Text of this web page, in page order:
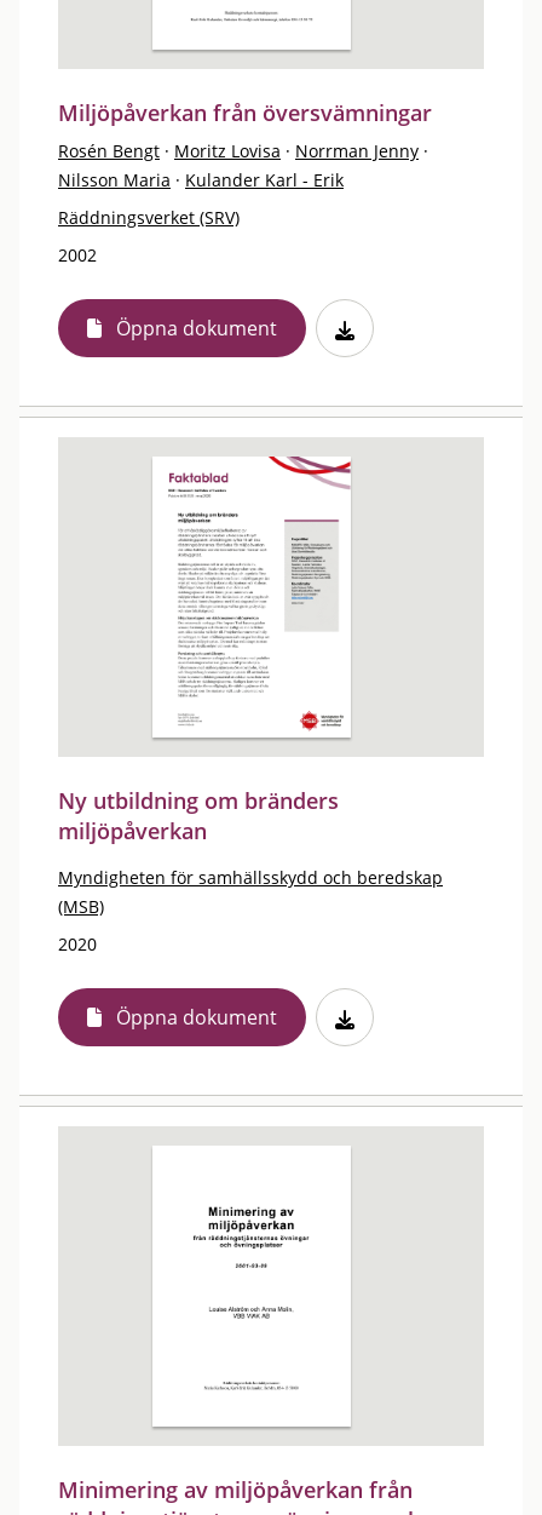
Miljöpåverkan från översvämningar
Rosén Bengt · Moritz Lovisa · Norrman Jenny ·
Nilsson Maria · Kulander Karl - Erik
Räddningsverket (SRV)
2002
Öppna dokument
Ny utbildning om bränders
miljöpåverkan
Myndigheten för samhällsskydd och beredskap
(MSB)
2020
Öppna dokument
Minimering av miljöpåverkan från